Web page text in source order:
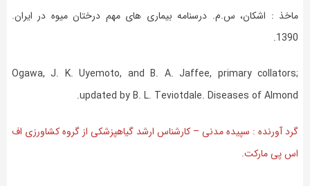
ماخذ : اشکان، س.م. درسنامه بیماری های مهم درختان میوه در ایران.
1390.
Ogawa, J. K. Uyemoto, and B. A. Jaffee, primary collators;
updated by B. L. Teviotdale. Diseases of Almond.
گرد آورنده : سپیده مدنی – کارشناس ارشد گیاهپزشکی از گروه کشاورزی اف
اس پی مارکت.